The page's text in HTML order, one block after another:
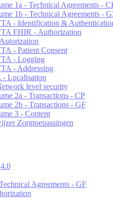
1a - Technical Agreements -
1b - Technical Agreements -
- Identification &
FHIR - Authorization
- Patient Consent
- Logging
- Addressing
- Localisation
level security
2a - Transactions - CP
2b - Transactions - GF
3 - Content
Zorgtoepassingen
Agreements - GF